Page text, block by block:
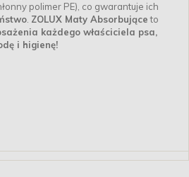
polimer PE), co gwarantuje ich
ZOLUX Maty Absorbująceto
każdego właściciela psa,
i higienę!